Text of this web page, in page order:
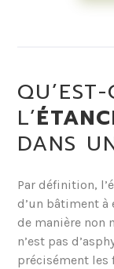
L’
DANS
Par définition,
d’un bâtiment à
de manière non
n’est pas
précisément les